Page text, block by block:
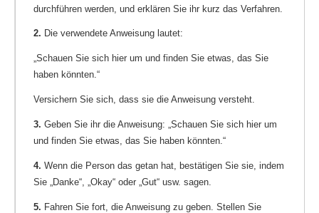
durchführen werden, und erklären Sie ihr kurz das Verfahren.
2. Die verwendete Anweisung lautet:
„Schauen Sie sich hier um und finden Sie etwas, das Sie
haben könnten.“
Versichern Sie sich, dass sie die Anweisung versteht.
3. Geben Sie ihr die Anweisung: „Schauen Sie sich hier um
und finden Sie etwas, das Sie haben könnten.“
4. Wenn die Person das getan hat, bestätigen Sie sie, indem
Sie „Danke“, „Okay“ oder „Gut“ usw. sagen.
5. Fahren Sie fort, die Anweisung zu geben. Stellen Sie